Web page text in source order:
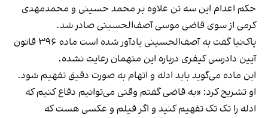
حکم اعدام این سه تن علاوه بر محمد حسینی و محمدمهدی
کرمی از سوی قاضی موسی آصف‌الحسینی صادر شد.
پاک‌نیا گفت به آصف‌الحسینی یادآور شده است ماده ۳۹۶ قانون
آیین دادرسی کیفری درباره این متهمان رعایت نشده.
این ماده می‌گوید باید ادله و اتهام به صورت دقیق تفهیم شود.
او تشریح کرد: «به قاضی گفتم وقتی می‌توانیم دفاع کنیم که
ادله را تک تک تفهیم کنید و اگر فیلم و عکسی هست که